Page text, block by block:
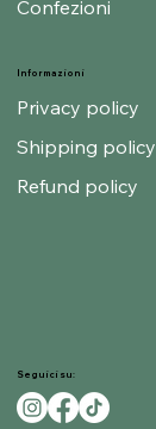
Informazioni
Privacy policy
Shipping policy
Refund policy
Confezioni
Seguici su: